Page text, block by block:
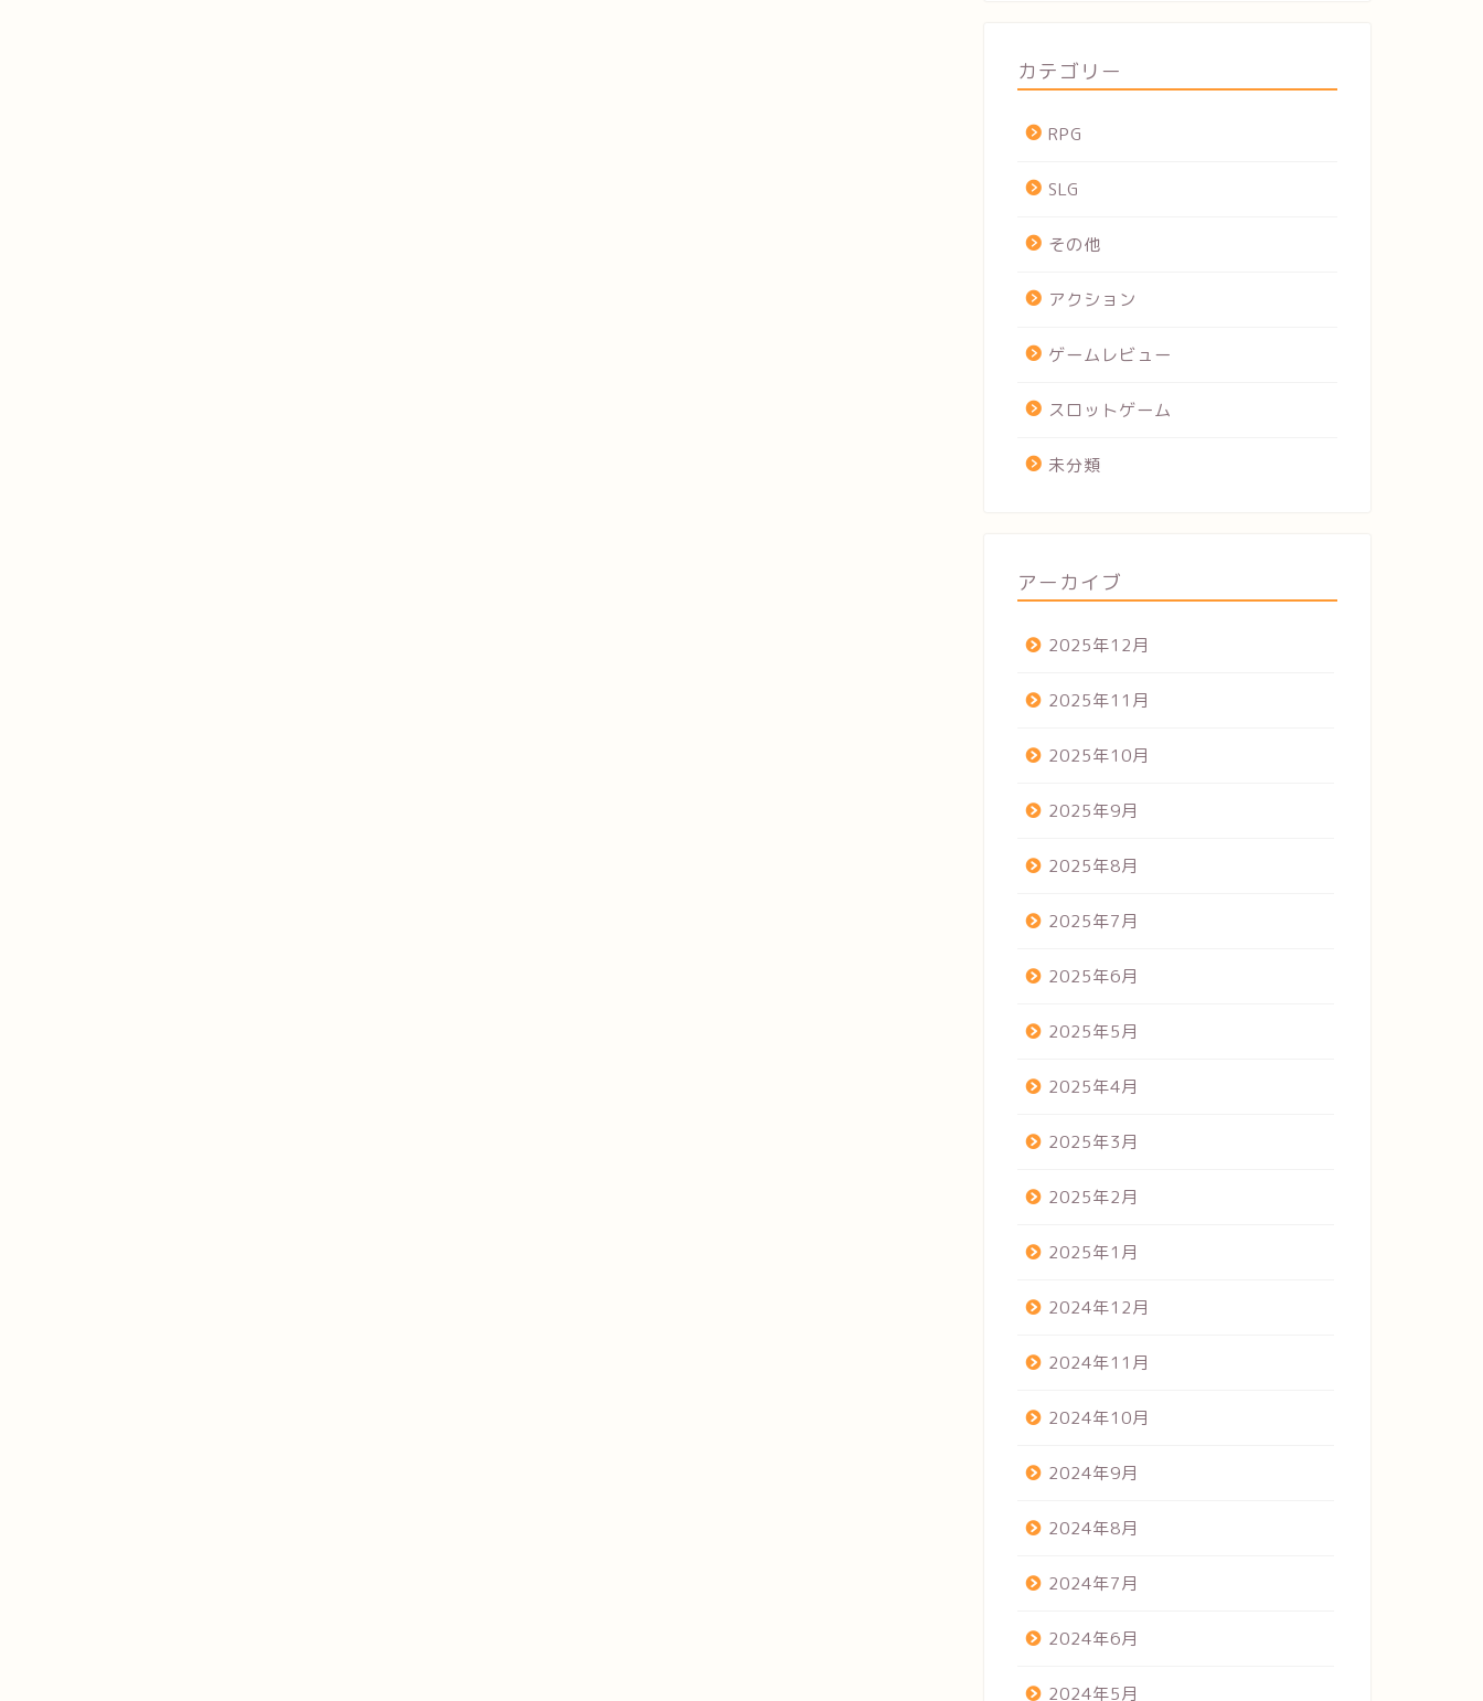
カテゴリー
RPG
SLG
その他
アクション
ゲームレビュー
スロットゲーム
未分類
アーカイブ
2025年12月
2025年11月
2025年10月
2025年9月
2025年8月
2025年7月
2025年6月
2025年5月
2025年4月
2025年3月
2025年2月
2025年1月
2024年12月
2024年11月
2024年10月
2024年9月
2024年8月
2024年7月
2024年6月
2024年5月